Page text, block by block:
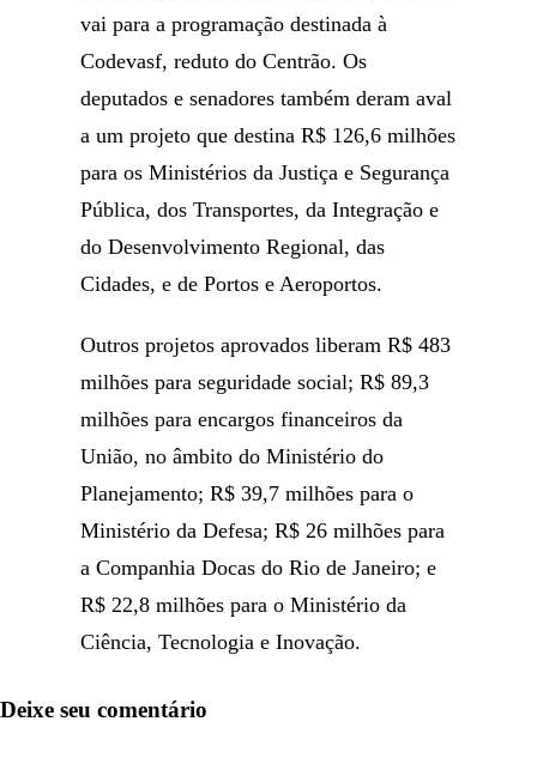
vai para a programação destinada à
Codevasf, reduto do Centrão. Os
deputados e senadores também deram aval
a um projeto que destina R$ 126,6 milhões
para os Ministérios da Justiça e Segurança
Pública, dos Transportes, da Integração e
do Desenvolvimento Regional, das
Cidades, e de Portos e Aeroportos.
Outros projetos aprovados liberam R$ 483
milhões para seguridade social; R$ 89,3
milhões para encargos financeiros da
União, no âmbito do Ministério do
Planejamento; R$ 39,7 milhões para o
Ministério da Defesa; R$ 26 milhões para
a Companhia Docas do Rio de Janeiro; e
R$ 22,8 milhões para o Ministério da
Ciência, Tecnologia e Inovação.
Deixe seu comentário